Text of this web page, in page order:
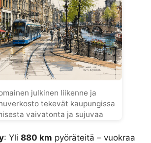
julkinen liikenne ja
tekevät kaupungissa
vaivatonta ja sujuvaa
: Yli 880 km pyöräteitä – vuokraa